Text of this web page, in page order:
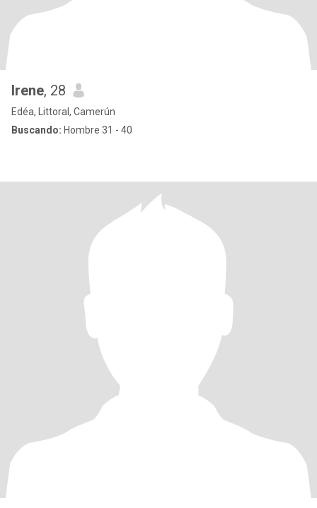
Irene, 28
Edéa, Littoral, Camerún
Buscando: Hombre 31 - 40